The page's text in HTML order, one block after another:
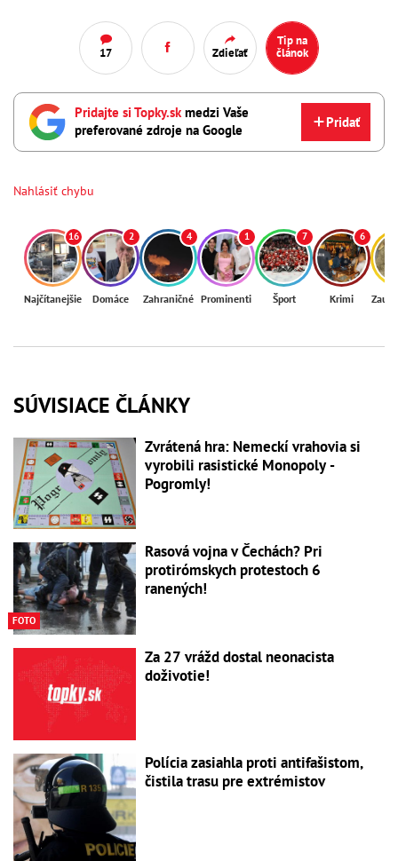
17 Zdieľať
Tip na
článok
Pridajte si Topky.skmedzi Vaše
preferované zdroje na Google
Pridať
Nahlásiť chybu
16
Najčítanejšie
2
Domáce
4
Zahraničné
1
Prominenti
7
Šport
6
Krimi
SÚVISIACE ČLÁNKY
Zvrátená hra: Nemeckí vrahovia si
vyrobili rasistické Monopoly -
Pogromly!
FOTO
Rasová vojna v Čechách? Pri
protirómskych protestoch 6
ranených!
Za 27 vrážd dostal neonacista
doživotie!
Polícia zasiahla proti antifašistom,
čistila trasu pre extrémistov